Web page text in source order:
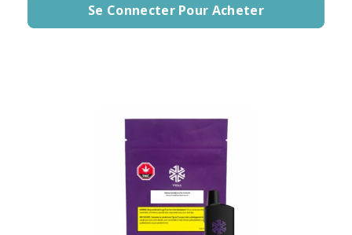
Se Connecter Pour Acheter